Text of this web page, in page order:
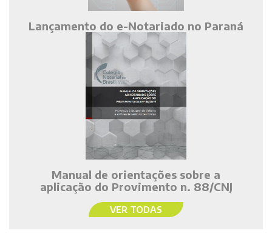
Lançamento do e-Notariado no Paraná
Manual de orientações sobre a
aplicação do Provimento n. 88/CNJ
VER TODAS